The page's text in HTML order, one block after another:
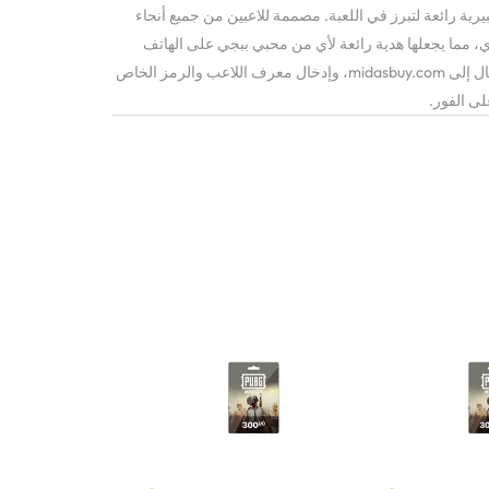
رائعة لتبرز في اللعبة. مصممة للاعبين من جميع أنحاء
مما يجعلها هدية رائعة لأي من محبي ببجي على الهاتف
المحمول. للاسترداد، ما عليك سوى الانتقال إلى midasbuy.com، وإدخال معرف اللاعب والرمز الخاص
الفور.